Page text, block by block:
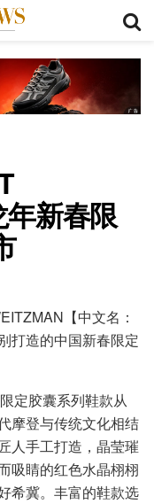
新春限
【中文名：
打造的中国新春限定
定胶囊系列鞋款从
摩登与传统文化相结
人手工打造，晶莹璀
吸睛的红色水晶栩栩
希冀。丰富的鞋款选